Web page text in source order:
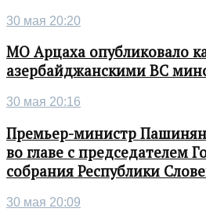
30 мая 20:20
МО Арцаха опубликовало
азербайджанскими ВС
30 мая 20:16
Премьер-министр
во главе с председателем
собрания Республики
30 мая 20:09